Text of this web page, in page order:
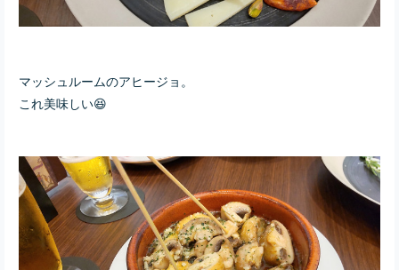
マッシュルームのアヒージョ。
これ美味しい😆